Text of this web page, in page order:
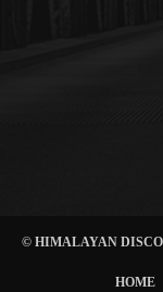
© HIMALAYAN
HOME